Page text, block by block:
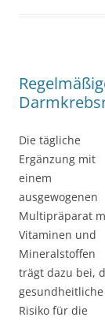
Die tägliche
Ergänzung mit
einem
ausgewogenen
Multipräparat
Vitaminen und
Mineralstoffen
trägt dazu bei,
gesundheitliche
Risiko für die